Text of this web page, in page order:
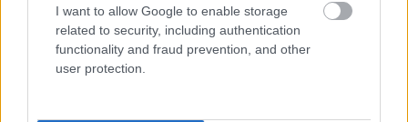
I want to allow Google to enable storage
related to security, including authentication
functionality and fraud prevention, and other
user protection.
prekvapiť
deň!